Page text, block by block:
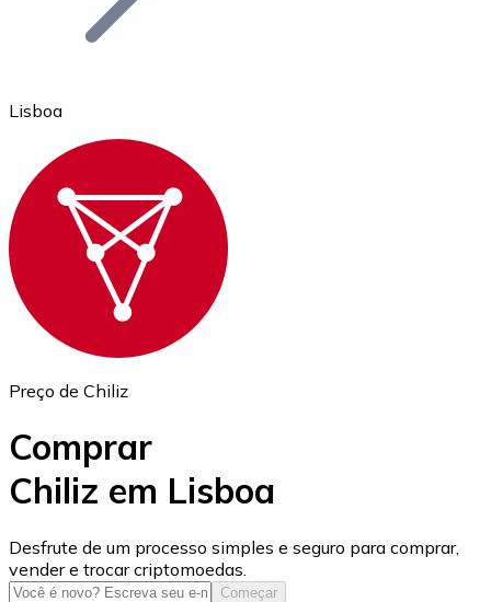
Ethereum
ETH
USD Coin
USDC
Lisboa
Preço de Chiliz
Comprar
Chiliz em Lisboa
Desfrute de um processo simples e seguro para comprar,
vender e trocar criptomoedas.
Começar